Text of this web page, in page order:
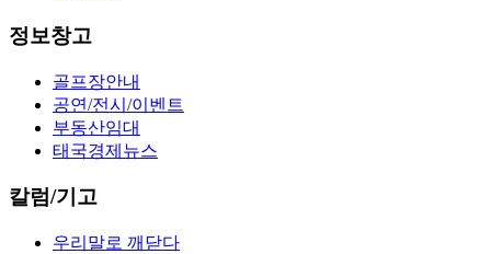
정보창고
골프장안내
공연/전시/이벤트
부동산임대
태국경제뉴스
칼럼/기고
우리말로 깨닫다